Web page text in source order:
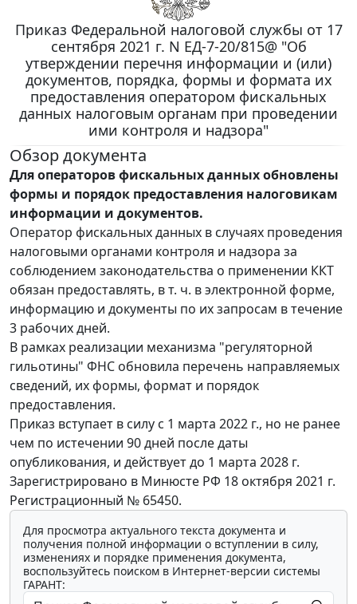
Приказ Федеральной налоговой службы от 17
сентября 2021 г. N ЕД-7-20/815@ "Об
утверждении перечня информации и (или)
документов, порядка, формы и формата их
предоставления оператором фискальных
данных налоговым органам при проведении
ими контроля и надзора"
Обзор документа
Для операторов фискальных данных обновлены
формы и порядок предоставления налоговикам
информации и документов.
Оператор фискальных данных в случаях проведения
налоговыми органами контроля и надзора за
соблюдением законодательства о применении ККТ
обязан предоставлять, в т. ч. в электронной форме,
информацию и документы по их запросам в течение
3 рабочих дней.
В рамках реализации механизма "регуляторной
гильотины" ФНС обновила перечень направляемых
сведений, их формы, формат и порядок
предоставления.
Приказ вступает в силу с 1 марта 2022 г., но не ранее
чем по истечении 90 дней после даты
опубликования, и действует до 1 марта 2028 г.
Зарегистрировано в Минюсте РФ 18 октября 2021 г.
Регистрационный № 65450.
Для просмотра актуального текста документа и
получения полной информации о вступлении в силу,
изменениях и порядке применения документа,
воспользуйтесь поиском в Интернет-версии системы
ГАРАНТ: